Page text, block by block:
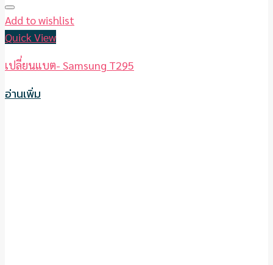
Add to wishlist
Quick View
เปลี่ยนแบต- Samsung T295
อ่านเพิ่ม